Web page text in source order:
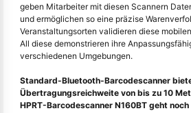
geben Mitarbeiter mit diesen Scannern
und ermöglichen so eine präzise
Veranstaltungsorten validieren diese
All diese demonstrieren ihre
verschiedenen Umgebungen.
Standard-Bluetooth-Barcodescanner
Übertragungsreichweite von bis zu 10
HPRT-Barcodescanner N160BT geht